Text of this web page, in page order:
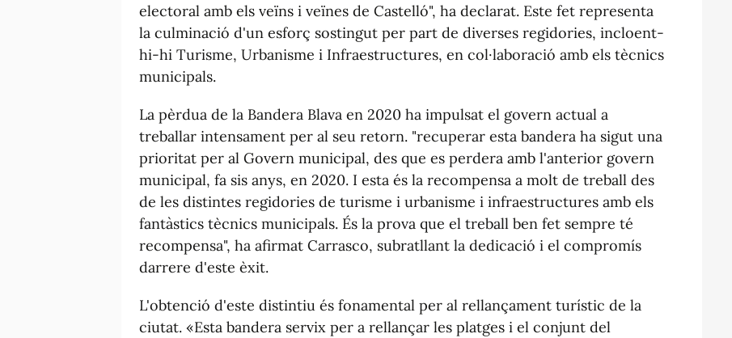
electoral amb els veïns i veïnes de Castelló", ha declarat. Este fet representa
la culminació d'un esforç sostingut per part de diverses regidories, incloent-
hi-hi Turisme, Urbanisme i Infraestructures, en col·laboració amb els tècnics
municipals.
La pèrdua de la Bandera Blava en 2020 ha impulsat el govern actual a
treballar intensament per al seu retorn. "recuperar esta bandera ha sigut una
prioritat per al Govern municipal, des que es perdera amb l'anterior govern
municipal, fa sis anys, en 2020. I esta és la recompensa a molt de treball des
de les distintes regidories de turisme i urbanisme i infraestructures amb els
fantàstics tècnics municipals. És la prova que el treball ben fet sempre té
recompensa", ha afirmat Carrasco, subratllant la dedicació i el compromís
darrere d'este èxit.
L'obtenció d'este distintiu és fonamental per al rellançament turístic de la
ciutat. «Esta bandera servix per a rellançar les platges i el conjunt del